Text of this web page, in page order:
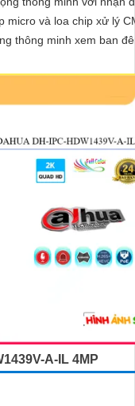
micro và loa chip xử lý
thông minh xem ban
A-IL 4MP